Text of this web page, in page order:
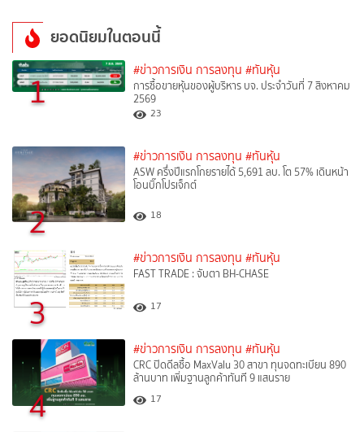
ยอดนิยมในตอนนี้
1 #ข่าวการเงิน การลงทุน #ทันหุ้น
การซื้อขายหุ้นของผู้บริหาร บจ. ประจำวันที่ 7 สิงหาคม
2569
23
2
#ข่าวการเงิน การลงทุน #ทันหุ้น
ASW ครึ่งปีแรกโกยรายได้ 5,691 ลบ. โต 57% เดินหน้า
โอนบิ๊กโปรเจ็กต์
18
3
#ข่าวการเงิน การลงทุน #ทันหุ้น
FAST TRADE : จับตา BH-CHASE
17
4
#ข่าวการเงิน การลงทุน #ทันหุ้น
CRC ปิดดีลซื้อ MaxValu 30 สาขา ทุนจดทะเบียน 890
ล้านบาท เพิ่มฐานลูกค้าทันที 9 แสนราย
17